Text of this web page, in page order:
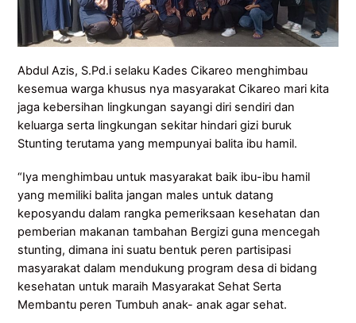
Abdul Azis, S.Pd.i selaku Kades Cikareo menghimbau
kesemua warga khusus nya masyarakat Cikareo mari kita
jaga kebersihan lingkungan sayangi diri sendiri dan
keluarga serta lingkungan sekitar hindari gizi buruk
Stunting terutama yang mempunyai balita ibu hamil.
“Iya menghimbau untuk masyarakat baik ibu-ibu hamil
yang memiliki balita jangan males untuk datang
keposyandu dalam rangka pemeriksaan kesehatan dan
pemberian makanan tambahan Bergizi guna mencegah
stunting, dimana ini suatu bentuk peren partisipasi
masyarakat dalam mendukung program desa di bidang
kesehatan untuk maraih Masyarakat Sehat Serta
Membantu peren Tumbuh anak- anak agar sehat.